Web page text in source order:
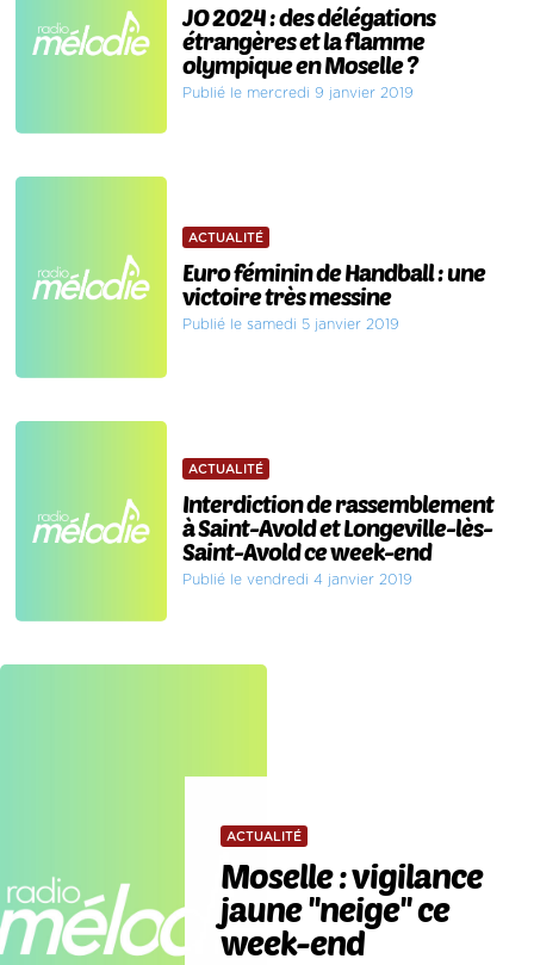
JO 2024 : des délégations
étrangères et la flamme
olympique en Moselle ?
Publié le mercredi 9 janvier 2019
ACTUALITÉ
Euro féminin de Handball : une
victoire très messine
Publié le samedi 5 janvier 2019
ACTUALITÉ
Interdiction de rassemblement
à Saint-Avold et Longeville-lès-
Saint-Avold ce week-end
Publié le vendredi 4 janvier 2019
ACTUALITÉ
Moselle : vigilance
jaune ''neige'' ce
week-end